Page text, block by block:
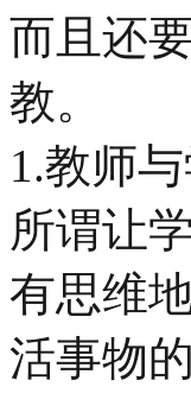
而且还
教。
1.教师
所谓让
有思维
活事物